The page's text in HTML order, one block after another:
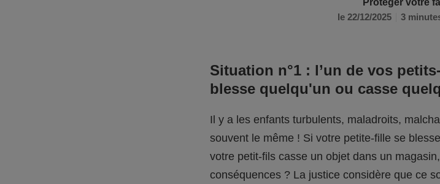
Protéger votre
le 22/12/2025
3
Situation n°1 : l’un de vos
blesse quelqu'un ou casse
Il y a les enfants turbulents, maladroits,
souvent le même ! Si votre petite-fille se
votre petit-fils casse un objet dans un
conséquences ? La justice considère que ce